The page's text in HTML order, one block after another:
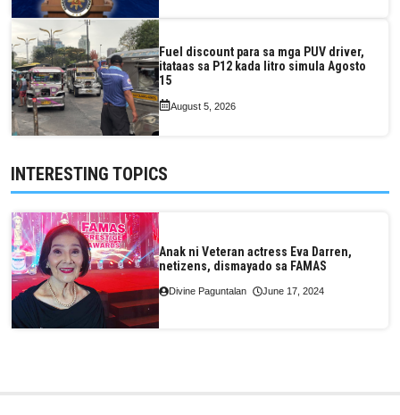
Fuel discount para sa mga PUV driver,
itataas sa P12 kada litro simula Agosto
15
August 5, 2026
INTERESTING TOPICS
Anak ni Veteran actress Eva Darren,
netizens, dismayado sa FAMAS
Divine Paguntalan June 17, 2024